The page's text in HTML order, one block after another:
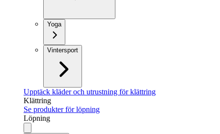
Yoga
Vintersport
Upptäck kläder och utrustning för klättring
Klättring
Se produkter för löpning
Löpning